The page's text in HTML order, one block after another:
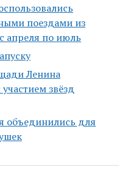
поездами из
апреля по июль
Ленина
звёзд
объединились для